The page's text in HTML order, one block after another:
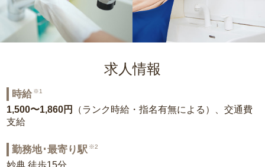
求人情報
時給 ※1
1,500〜1,860円
（ランク時給・指名有無による）、交通費
支給
勤務地･最寄り駅 ※2
妙典 徒歩15分